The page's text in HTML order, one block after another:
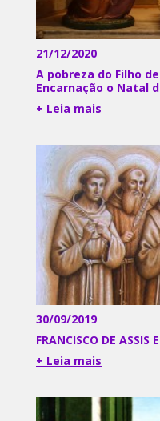
21/12/2020
A pobreza do Filho
Encarnação o Natal
+ Leia mais
30/09/2019
FRANCISCO DE ASSIS
+ Leia mais